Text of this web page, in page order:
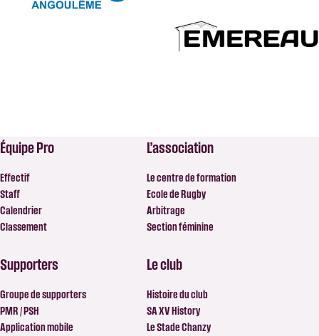
Équipe Pro
Effectif
Staff
Calendrier
Classement
L’association
Le centre de formation
Ecole de Rugby
Arbitrage
Section féminine
Supporters
Groupe de supporters
PMR / PSH
Application mobile
Le club
Histoire du club
SA XV History
Le Stade Chanzy